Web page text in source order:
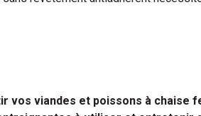
vos viandes et poissons à chaise